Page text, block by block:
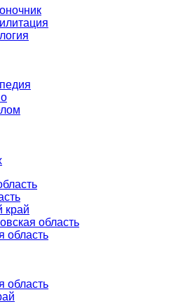
край
область
область
область